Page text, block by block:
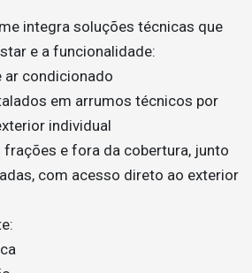
integra soluções técnicas que
e a funcionalidade:
ar condicionado
em arrumos técnicos por
individual
e fora da cobertura, junto
com acesso direto ao exterior